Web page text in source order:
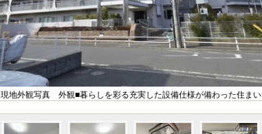
現地外観写真 外観■暮らしを彩る充実した設備仕様が備わった住まい